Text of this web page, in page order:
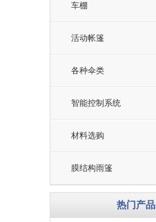
车棚
活动帐篷
各种伞类
智能控制系统
材料选购
膜结构雨篷
热门产品